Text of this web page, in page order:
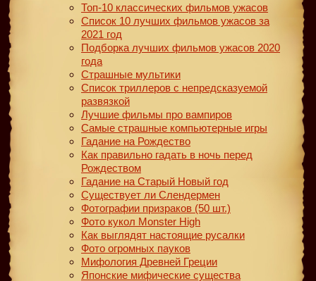
Топ-10 классических фильмов ужасов
Список 10 лучших фильмов ужасов за
2021 год
Подборка лучших фильмов ужасов 2020
года
Страшные мультики
Список триллеров с непредсказуемой
развязкой
Лучшие фильмы про вампиров
Самые страшные компьютерные игры
Гадание на Рождество
Как правильно гадать в ночь перед
Рождеством
Гадание на Старый Новый год
Существует ли Слендермен
Фотографии призраков (50 шт.)
Фото кукол Monster High
Как выглядят настоящие русалки
Фото огромных пауков
Мифология Древней Греции
Японские мифические существа